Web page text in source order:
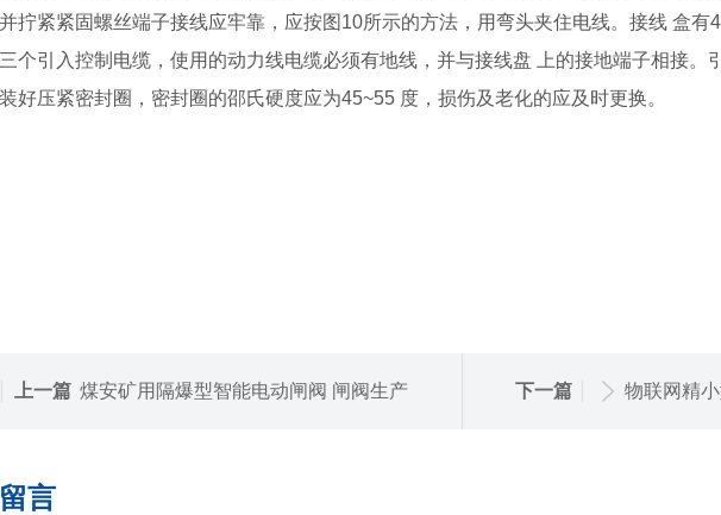
拧紧紧固螺丝端子接线应牢靠，应按图10所示的方法，用弯头夹住电线。接线 盒有
个引入控制电缆，使用的动力线电缆必须有地线，并与接线盘 上的接地端子相接。
好压紧密封圈，密封圈的邵氏硬度应为45~55 度，损伤及老化的应及时更换。
上一篇 煤安矿用隔爆型智能电动闸阀 闸阀生产 下一篇 物联网精
言